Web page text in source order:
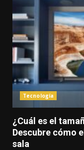
Tecnología
¿Cuál es el
Descubre cómo
sala